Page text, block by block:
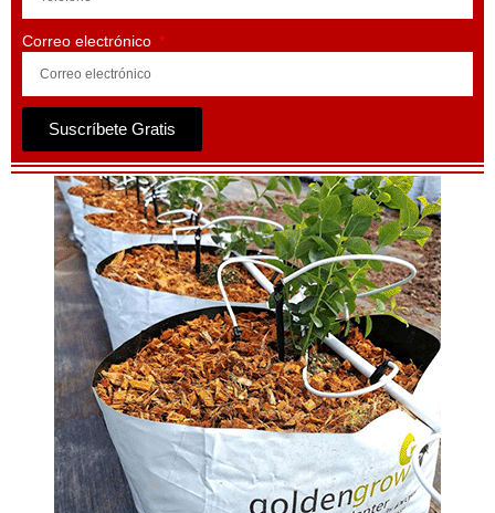
Correo electrónico
Suscríbete Gratis